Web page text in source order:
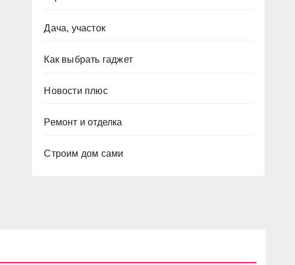
Дача, участок
Как выбрать гаджет
Новости плюс
Ремонт и отделка
Строим дом сами